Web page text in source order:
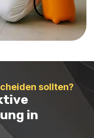
sollten?
in